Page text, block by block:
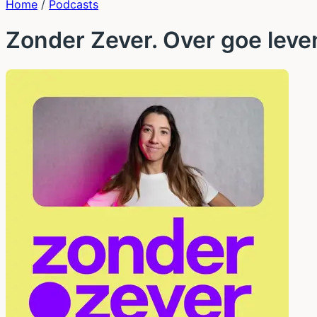
Home / Podcasts
Zonder Zever. Over goe